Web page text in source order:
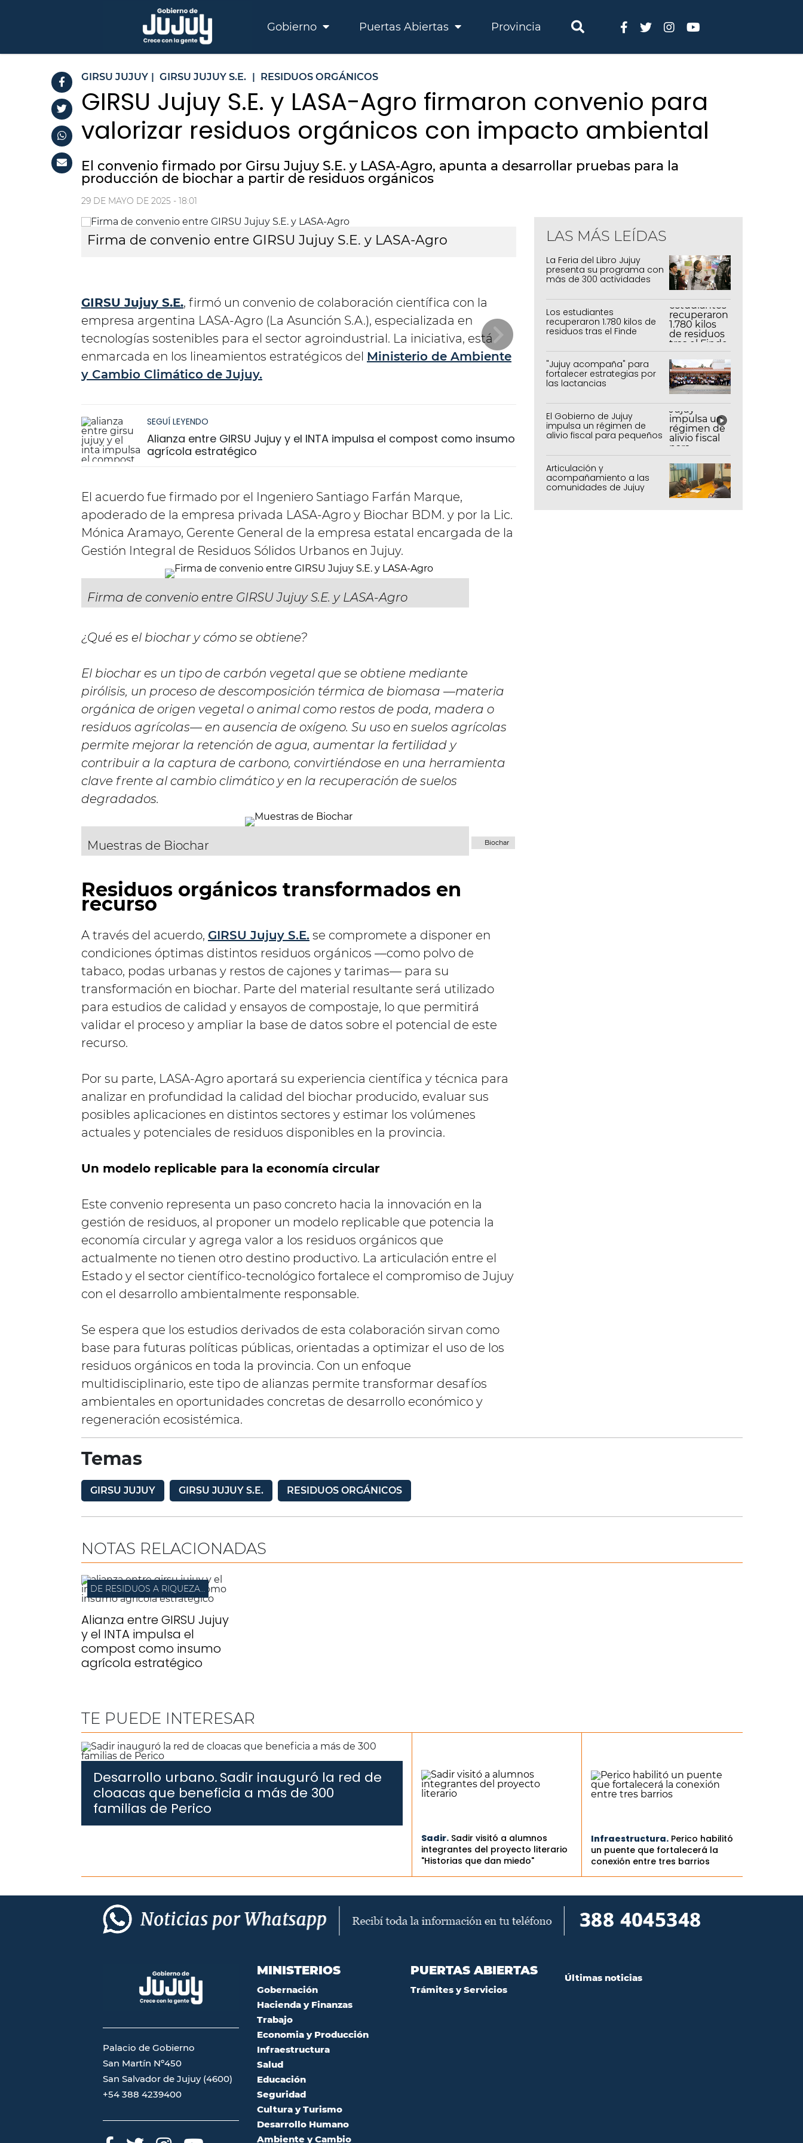
Gobierno Puertas Abiertas Provincia
GIRSU JUJUY | GIRSU JUJUY S.E. | RESIDUOS ORGÁNICOS
GIRSU Jujuy S.E. y LASA-Agro firmaron convenio para
valorizar residuos orgánicos con impacto ambiental
El convenio firmado por Girsu Jujuy S.E. y LASA-Agro, apunta a desarrollar pruebas para la
producción de biochar a partir de residuos orgánicos
29 DE MAYO DE 2025 - 18:01
Firma de convenio entre GIRSU Jujuy S.E. y LASA-Agro Firma de convenio entre GIRSU Jujuy S.E.
GIRSU Jujuy S.E., firmó un convenio de colaboración científica con la
empresa argentina LASA-Agro (La Asunción S.A.), especializada en
tecnologías sostenibles para el sector agroindustrial. La iniciativa, está
enmarcada en los lineamientos estratégicos del Ministerio de Ambiente
y Cambio Climático de Jujuy.
SEGUÍ LEYENDO
Alianza entre GIRSU Jujuy y el INTA impulsa el compost como insumo
agrícola estratégico
El acuerdo fue firmado por el Ingeniero Santiago Farfán Marque,
apoderado de la empresa privada LASA-Agro y Biochar BDM. y por la Lic.
Mónica Aramayo, Gerente General de la empresa estatal encargada de la
Gestión Integral de Residuos Sólidos Urbanos en Jujuy.
Firma de convenio entre GIRSU Jujuy S.E. y LASA-Agro
¿Qué es el biochar y cómo se obtiene?
El biochar es un tipo de carbón vegetal que se obtiene mediante
pirólisis, un proceso de descomposición térmica de biomasa —materia
orgánica de origen vegetal o animal como restos de poda, madera o
residuos agrícolas— en ausencia de oxígeno. Su uso en suelos agrícolas
permite mejorar la retención de agua, aumentar la fertilidad y
contribuir a la captura de carbono, convirtiéndose en una herramienta
clave frente al cambio climático y en la recuperación de suelos
degradados.
Muestras de Biochar Biochar
Residuos orgánicos transformados en
recurso
A través del acuerdo, GIRSU Jujuy S.E. se compromete a disponer en
condiciones óptimas distintos residuos orgánicos —como polvo de
tabaco, podas urbanas y restos de cajones y tarimas— para su
transformación en biochar. Parte del material resultante será utilizado
para estudios de calidad y ensayos de compostaje, lo que permitirá
validar el proceso y ampliar la base de datos sobre el potencial de este
recurso.
Por su parte, LASA-Agro aportará su experiencia científica y técnica para
analizar en profundidad la calidad del biochar producido, evaluar sus
posibles aplicaciones en distintos sectores y estimar los volúmenes
actuales y potenciales de residuos disponibles en la provincia.
Un modelo replicable para la economía circular
Este convenio representa un paso concreto hacia la innovación en la
gestión de residuos, al proponer un modelo replicable que potencia la
economía circular y agrega valor a los residuos orgánicos que
actualmente no tienen otro destino productivo. La articulación entre el
Estado y el sector científico-tecnológico fortalece el compromiso de Jujuy
con el desarrollo ambientalmente responsable.
Se espera que los estudios derivados de esta colaboración sirvan como
base para futuras políticas públicas, orientadas a optimizar el uso de los
residuos orgánicos en toda la provincia. Con un enfoque
multidisciplinario, este tipo de alianzas permite transformar desafíos
ambientales en oportunidades concretas de desarrollo económico y
regeneración ecosistémica.
LAS MÁS LEÍDAS
La Feria del Libro Jujuy
presenta su programa con
más de 300 actividades
Los estudiantes
recuperaron 1.780 kilos de
residuos tras el Finde
"Jujuy acompaña" para
fortalecer estrategias por
las lactancias
El Gobierno de Jujuy
impulsa un régimen de
alivio fiscal para pequeños
contribuyentes
Articulación y
acompañamiento a las
comunidades de Jujuy
Temas
GIRSU JUJUY GIRSU JUJUY S.E. RESIDUOS ORGÁNICOS
NOTAS RELACIONADAS
DE RESIDUOS A RIQUEZA VERDE
Alianza entre GIRSU Jujuy
y el INTA impulsa el
compost como insumo
agrícola estratégico
TE PUEDE INTERESAR
Desarrollo urbano.Sadir inauguró la red de
cloacas que beneficia a más de 300
familias de Perico
Sadir. Sadir visitó a alumnos
integrantes del proyecto literario
"Historias que dan miedo"
Infraestructura. Perico habilitó
un puente que fortalecerá la
conexión entre tres barrios
Palacio de Gobierno
San Martín Nº450
San Salvador de Jujuy (4600)
+54 388 4239400
MINISTERIOS
Gobernación
Hacienda y Finanzas
Trabajo
Economia y Producción
Infraestructura
Salud
Educación
Seguridad
Cultura y Turismo
Desarrollo Humano
Ambiente y Cambio
PUERTAS ABIERTAS
Trámites y Servicios
Últimas noticias